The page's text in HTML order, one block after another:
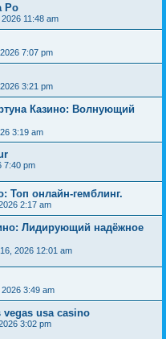
Po
11:48 am
7:07 pm
3:21 pm
Казино: Волнующий
3:19 am
7:40 pm
Топ онлайн-гемблинг.
2:17 am
Лидирующий надёжное
2026 12:01 am
3:49 am
usa casino
3:02 pm